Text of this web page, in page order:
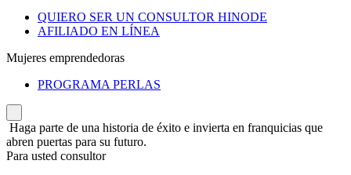
QUIERO SER UN CONSULTOR HINODE
AFILIADO EN LÍNEA
Mujeres emprendedoras
PROGRAMA PERLAS
Haga parte de una historia de éxito e invierta en franquicias que
abren puertas para su futuro.
Para usted consultor